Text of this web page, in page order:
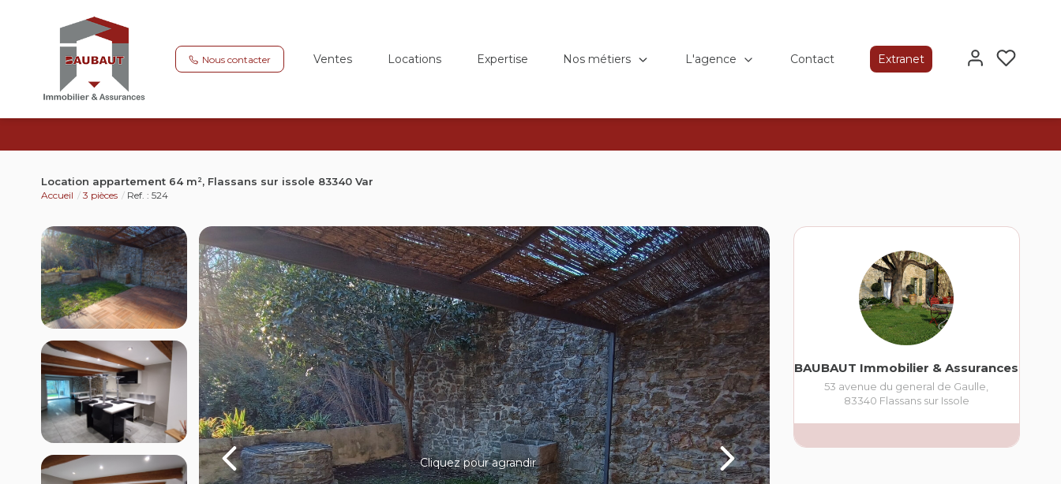
Nous contacter Ventes Locations Expertise Nos métiers L'agence Contact Extranet
Location appartement 64 m², Flassans sur issole 83340 Var
Accueil 3 pièces Ref. : 524
Cliquez pour agrandir
BAUBAUT Immobilier & Assurances
53 avenue du general de Gaulle
83340 Flassans sur Issole